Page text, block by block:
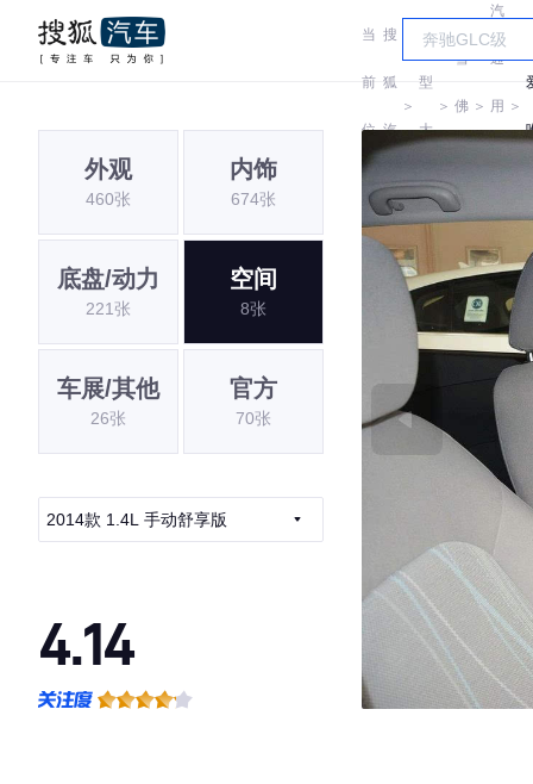
当
前
位
置:
搜
狐
汽
＞
车
型
大
＞
雪
佛 ＞
汽
通
用
兰
＞
外观
460张
内饰
674张
底盘/动力
221张
空间
8张
车展/其他
26张
官方
70张
2014款 1.4L 手动舒享版
4.14